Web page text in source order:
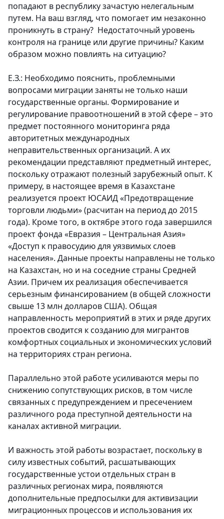
попадают в республику зачастую нелегальным
путем. На ваш взгляд, что помогает им незаконно
проникнуть в страну? Недостаточный уровень
контроля на границе или другие причины? Каким
образом можно повлиять на ситуацию?
Е.З.: Необходимо пояснить, проблемными
вопросами миграции заняты не только наши
государственные органы. Формирование и
регулирование правоотношений в этой сфере – это
предмет постоянного мониторинга ряда
авторитетных международных
неправительственных организаций. А их
рекомендации представляют предметный интерес,
поскольку отражают полезный зарубежный опыт. К
примеру, в настоящее время в Казахстане
реализуется проект ЮСАИД «Предотвращение
торговли людьми» (расчитан на период до 2015
года). Кроме того, в октябре этого года завершился
проект фонда «Евразия – Центральная Азия»
«Доступ к правосудию для уязвимых слоев
населения». Данные проекты направлены не только
на Казахстан, но и на соседние страны Средней
Азии. Причем их реализация обеспечивается
серьезным финансированием (в общей сложности
свыше 13 млн долларов США). Общая
направленность мероприятий в этих и ряде других
проектов сводится к созданию для мигрантов
комфортных социальных и экономических условий
на территориях стран региона.
Параллельно этой работе усиливаются меры по
снижению сопутствующих рисков, в том числе
связанных с предупреждением и пресечением
различного рода преступной деятельности на
каналах активной миграции.
И важность этой работы возрастает, поскольку в
силу известных событий, расшатывающих
государственные устои отдельных стран в
различных регионах мира, появляются
дополнительные предпосылки для активизации
миграционных процессов и использования их